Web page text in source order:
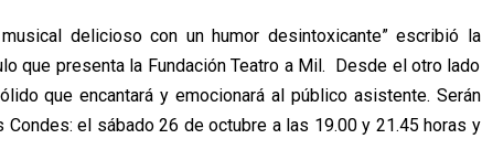
delicioso con un humor desintoxicante” escribió la
que presenta la Fundación Teatro a Mil. Desde el otro lado
que encantará y emocionará al público asistente. Serán
el sábado 26 de octubre a las 19.00 y 21.45 horas y